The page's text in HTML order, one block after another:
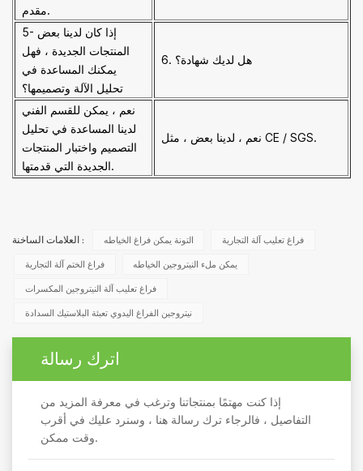
مقدم.
5- إذا كان لدينا بعض
المنتجات الجديدة ، فهل
يمكنك المساعدة في
تحليل الآلة وتصميمها؟
6. هل لديك شهادة؟
نعم ، يمكن للقسم الفني
لدينا المساعدة في تحليل
التصميم واختبار المنتجات
الجديدة التي قدمتها.
نعم ، لدينا بعض ، مثل CE / SGS.
العلامات الساخنة : التونة يمكن فراغ الخياطه فراغ تعليب آلة التجارية
فراغ الختم آلة التجارية يمكن ملء النيتروجين الخياطه
فراغ تعليب آلة النيتروجين المكسرات
نيتروجين الفراغ اليدوي تعبئة البلاستيك السدادة
اترك رسالة
إذا كنت مهتمًا بمنتجاتنا وترغب في معرفة المزيد من
التفاصيل ، فالرجاء ترك رسالة هنا ، وسنرد عليك في أقرب
وقت ممكن.